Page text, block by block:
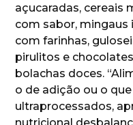
açucaradas, cereais
com sabor,
com farinhas,
pirulitos e
bolachas doces.
o de adição ou o
ultraprocessados,